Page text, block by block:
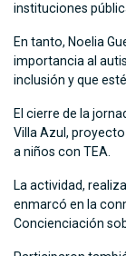
instituciones
En tanto, Noelia
importancia al
inclusión y que
El cierre de la
Villa Azul,
a niños con TEA.
La actividad,
enmarcó en la
Concienciación